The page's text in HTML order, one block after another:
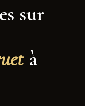
sur
à